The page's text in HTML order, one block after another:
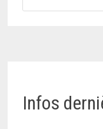
Infos